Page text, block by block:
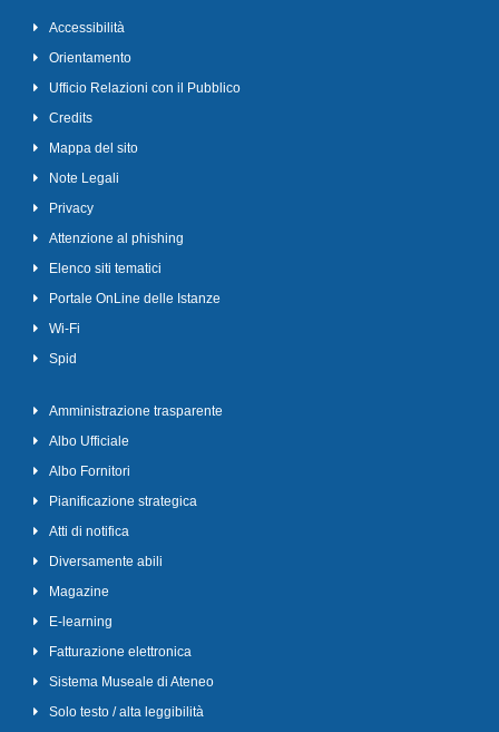
Accessibilità
Orientamento
Ufficio Relazioni con il Pubblico
Credits
Mappa del sito
Note Legali
Privacy
Attenzione al phishing
Elenco siti tematici
Portale OnLine delle Istanze
Wi-Fi
Spid
Amministrazione trasparente
Albo Ufficiale
Albo Fornitori
Pianificazione strategica
Atti di notifica
Diversamente abili
Magazine
E-learning
Fatturazione elettronica
Sistema Museale di Ateneo
Solo testo / alta leggibilità